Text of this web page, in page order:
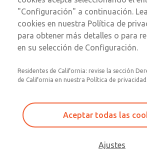
Cambia la
"Configuración" a continuación.
cookies en nuestra Política de
para obtener más detalles o para
en su selección de Configuración.
Residentes de California: revise la sección
de California en nuestra Política de privacidad.
Aceptar todas las
Ajustes